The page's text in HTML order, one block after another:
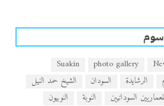
photo gallery
Suakin
الرشايدة السودان
الشيخ حمد النيل
السودانيين النوبة
النوبيون